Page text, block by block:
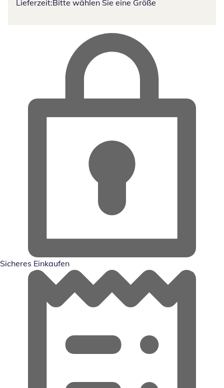
Lieferzeit:Bitte wählen Sie eine Größe
Sicheres Einkaufen